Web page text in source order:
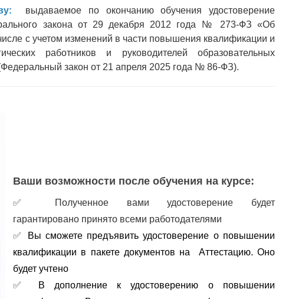
выдаваемое по окончанию обучения удостоверение
закона от 29 декабря 2012 года № 273-ФЗ «Об
с учетом изменений в части повышения квалификации и
работников и руководителей образовательных
закон от 21 апреля 2025 года № 86-ФЗ).
Ваши возможности после обучения на курсе:
✅
Полученное вами удостоверение будет
гарантировано принято всеми работодателями
✅
Вы сможете предъявить удостоверение о повышении
квалификации в пакете документов на  Аттестацию. Оно
будет учтено
✅
В дополнение к удостоверению о повышении